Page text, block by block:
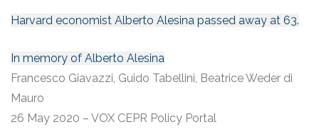
Harvard economist Alberto Alesina passed away at 63.
In memory of Alberto Alesina
Francesco Giavazzi, Guido Tabellini, Beatrice Weder di
Mauro
26 May 2020 – VOX CEPR Policy Portal